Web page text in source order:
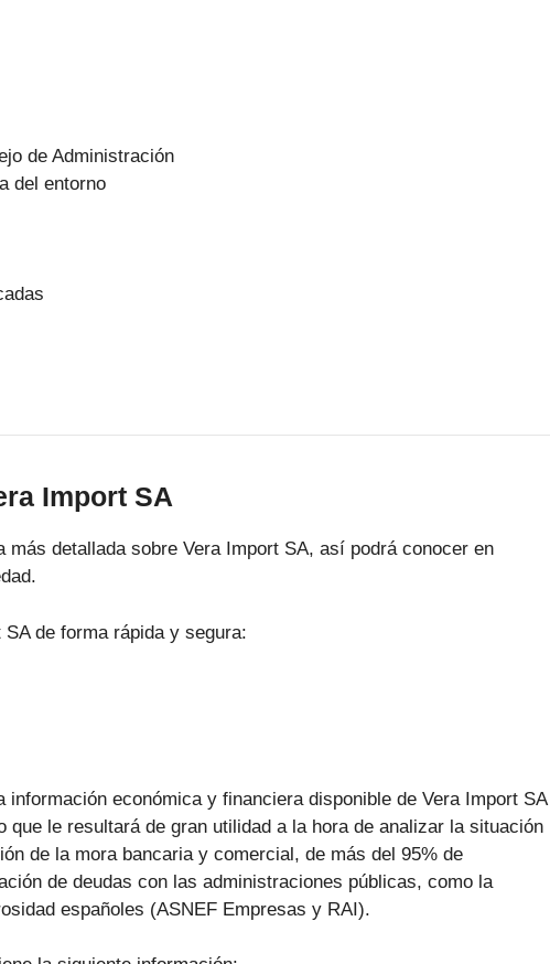
de Administración
del entorno
Import SA
detallada sobre Vera Import SA, así podrá conocer en
de forma rápida y segura:
económica y financiera disponible de Vera Import SA
le resultará de gran utilidad a la hora de analizar la situación
de la mora bancaria y comercial, de más del 95% de
de deudas con las administraciones públicas, como la
españoles (ASNEF Empresas y RAI).